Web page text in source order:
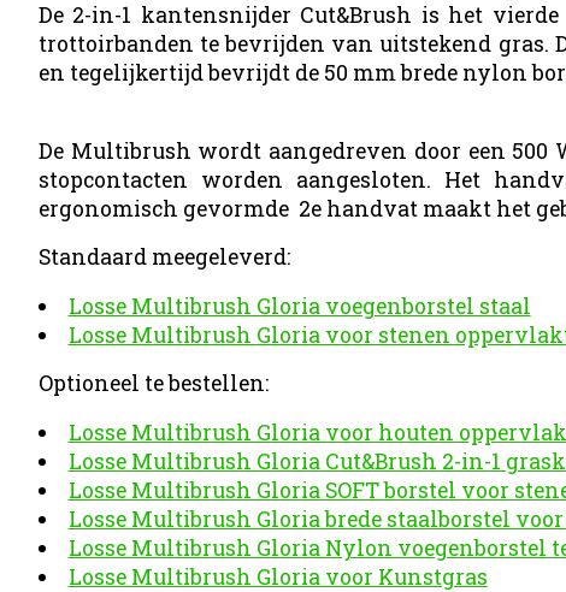
De 2-in-1 kantensnijder Cut&Brush is het
trottoirbanden te bevrijden van uitstekend gras.
en tegelijkertijd bevrijdt de 50 mm brede nylon
De Multibrush wordt aangedreven door een
stopcontacten worden aangesloten. Het
ergonomisch gevormde 2e handvat maakt het
Standaard meegeleverd:
Losse Multibrush Gloria voegenborstel staal
Losse Multibrush Gloria voor stenen
Optioneel te bestellen:
Losse Multibrush Gloria voor houten
Losse Multibrush Gloria Cut&Brush 2-in-1
Losse Multibrush Gloria SOFT borstel voor
Losse Multibrush Gloria brede staalborstel
Losse Multibrush Gloria Nylon voegenborstel
Losse Multibrush Gloria voor Kunstgras